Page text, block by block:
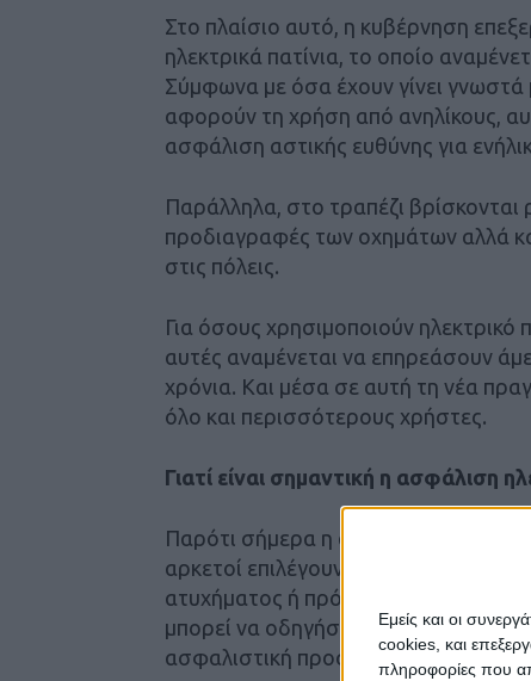
Εμείς και οι
cookies, και
πληροφορίες που
Στο πλαίσιο αυτό, η κυβέρνηση
ηλεκτρικά πατίνια, το οποίο
Σύμφωνα με όσα έχουν γίνει γνωστά
αφορούν τη χρήση από ανηλίκους,
ασφάλιση αστικής ευθύνης για
Παράλληλα, στο τραπέζι βρίσκονται
προδιαγραφές των οχημάτων αλλά
στις πόλεις.
Για όσους χρησιμοποιούν ηλεκτρικό
αυτές αναμένεται να επηρεάσουν
χρόνια. Και μέσα σε αυτή τη νέα
όλο και περισσότερους χρήστες.
Γιατί είναι σημαντική η ασφάλιση
Παρότι σήμερα η ασφάλιση για
αρκετοί επιλέγουν ήδη να
ατυχήματος ή πρόκλησης ζημιάς σε
μπορεί να οδηγήσει σε απρόβλεπτα
ασφαλιστική προστασία.